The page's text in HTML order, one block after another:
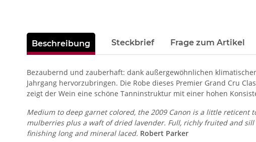
weitere Registerkarten anzeigen
Beschreibung Steckbrief Frage zum Artikel
Bezaubernd und zauberhaft: dank außergewöhnlichen
Jahrgang hervorzubringen. Die Robe dieses Premier Grand Cru
zeigt der Wein eine schöne Tanninstruktur mit einer hohen
Medium to deep garnet colored, the 2009 Canon is a little reticent
mulberries plus a waft of dried lavender. Full, richly fruited and
finishing long and mineral laced. Robert Parker